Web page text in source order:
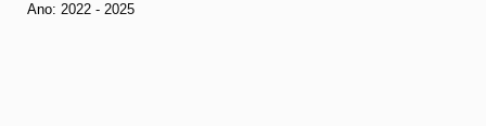
Ano: 2022 - 2025